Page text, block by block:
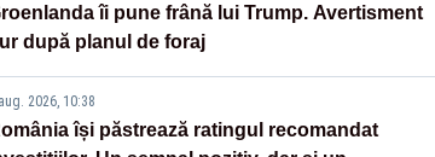
îi pune frână lui Trump. Avertisment
după planul de foraj
2026, 10:38
își păstrează ratingul recomandat